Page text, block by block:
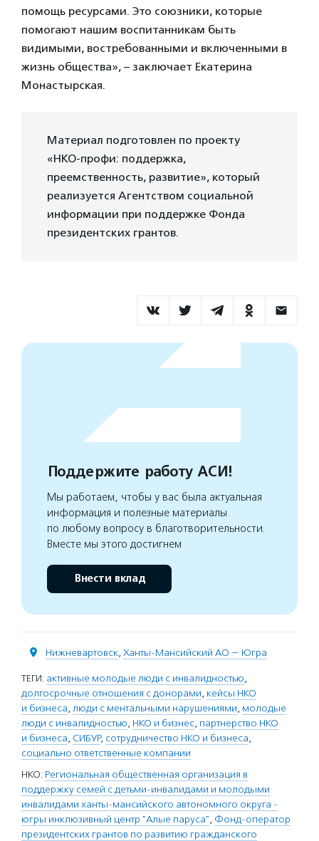
помощь ресурсами. Это союзники, которые
помогают нашим воспитанникам быть
видимыми, востребованными и включенными в
жизнь общества», – заключает Екатерина
Монастырская.
Материал подготовлен по проекту
«НКО-профи: поддержка,
преемственность, развитие», который
реализуется Агентством социальной
информации при поддержке Фонда
президентских грантов.
Поддержите работу АСИ!
Мы работаем, чтобы у вас была актуальная
информация и полезные материалы
по любому вопросу в благотворительности.
Вместе мы этого достигнем
Внести вклад
Нижневартовск, Ханты-Мансийский АО — Югра
ТЕГИ: активные молодые люди с инвалидностью,
долгосрочные отношения с донорами, кейсы НКО
и бизнеса, люди с ментальными нарушениями, молодые
люди с инвалидностью, НКО и бизнес, партнерство НКО
и бизнеса, СИБУР, сотрудничество НКО и бизнеса,
социально ответственные компании
НКО: Региональная общественная организация в
поддержку семей с детьми-инвалидами и молодыми
инвалидами ханты-мансийского автономного округа -
югры инклюзивный центр "Алые паруса", Фонд-оператор
президентских грантов по развитию гражданского